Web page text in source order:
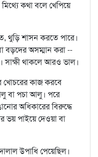
কথা বলে খেপিয়ে
থুড়ি শাসন করতে পারে।
বড়দের অসম্মান করা --
সাক্ষী থাকলে আরও ভাল।
খোচরের কাজ করবে
বা পচা আলু। পরে
অধিকারের বিরুদ্ধে
ভয় পাইয়ে দেওয়া বা
উপাধি পেয়েছিল।